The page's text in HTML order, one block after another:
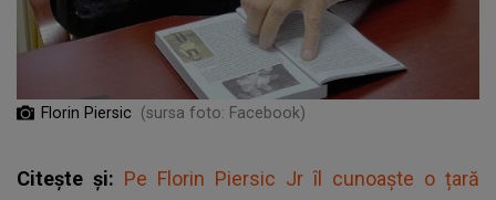
Florin Piersic (sursa foto: Facebook)
Citește și: Pe Florin Piersic Jr îl cunoaște o țară